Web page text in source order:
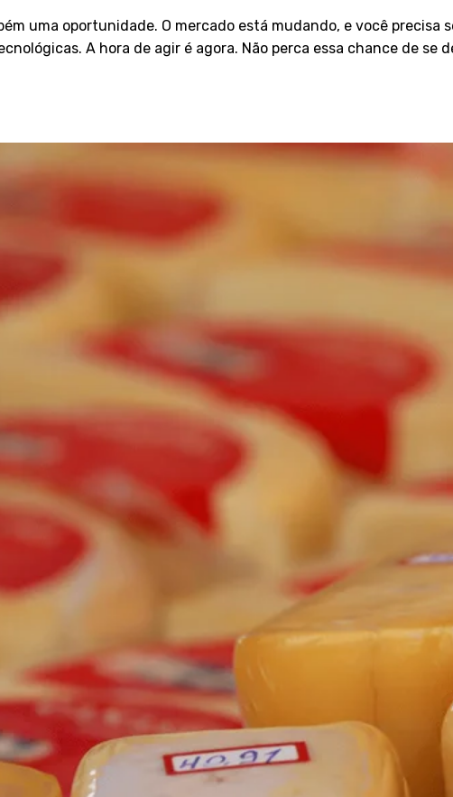
uma oportunidade. O mercado está mudando, e você precisa
A hora de agir é agora. Não perca essa chance de se